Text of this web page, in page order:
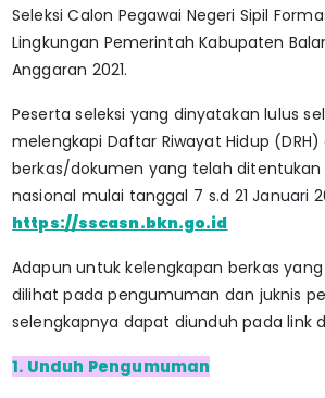
Seleksi Calon Pegawai Negeri Sipil
Lingkungan Pemerintah Kabupaten
Anggaran 2021.
Peserta seleksi yang dinyatakan lulus
melengkapi Daftar Riwayat Hidup
berkas/dokumen yang telah ditentukan
nasional mulai tanggal 7 s.d 21 Januari
https://sscasn.bkn.go.id
Adapun untuk kelengkapan berkas
dilihat pada pengumuman dan juknis
selengkapnya dapat diunduh pada link
1. Unduh Pengumuman